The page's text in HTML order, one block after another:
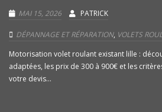
MAI 15, 2026 PATRICK
DÉPANNAGE ET RÉPARATION, VOLETS
Motorisation volet roulant existant lille :
adaptées, les prix de 300 à 900€ et les
votre devis...